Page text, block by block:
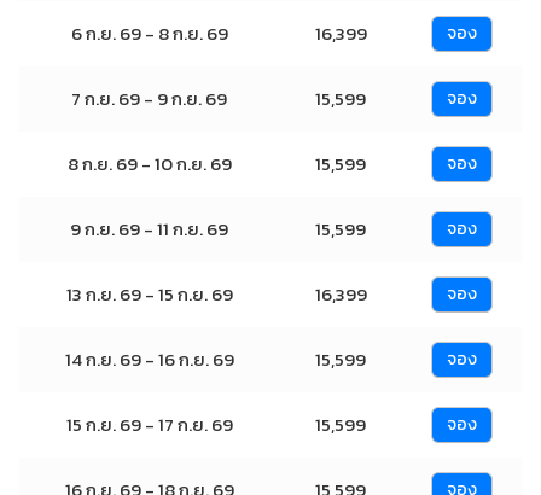
6 ก.ย. 69 - 8 ก.ย. 69 16,399 จอง
7 ก.ย. 69 - 9 ก.ย. 69 15,599 จอง
8 ก.ย. 69 - 10 ก.ย. 69 15,599 จอง
9 ก.ย. 69 - 11 ก.ย. 69 15,599 จอง
13 ก.ย. 69 - 15 ก.ย. 69 16,399 จอง
14 ก.ย. 69 - 16 ก.ย. 69 15,599 จอง
15 ก.ย. 69 - 17 ก.ย. 69 15,599 จอง
จอง